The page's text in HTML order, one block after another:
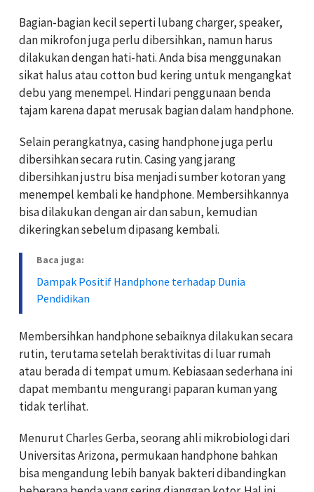
Bagian-bagian kecil seperti lubang charger, speaker,
dan mikrofon juga perlu dibersihkan, namun harus
dilakukan dengan hati-hati. Anda bisa menggunakan
sikat halus atau cotton bud kering untuk mengangkat
debu yang menempel. Hindari penggunaan benda
tajam karena dapat merusak bagian dalam handphone.
Selain perangkatnya, casing handphone juga perlu
dibersihkan secara rutin. Casing yang jarang
dibersihkan justru bisa menjadi sumber kotoran yang
menempel kembali ke handphone. Membersihkannya
bisa dilakukan dengan air dan sabun, kemudian
dikeringkan sebelum dipasang kembali.
Baca juga:
Dampak Positif Handphone terhadap Dunia
Pendidikan
Membersihkan handphone sebaiknya dilakukan secara
rutin, terutama setelah beraktivitas di luar rumah
atau berada di tempat umum. Kebiasaan sederhana ini
dapat membantu mengurangi paparan kuman yang
tidak terlihat.
Menurut Charles Gerba, seorang ahli mikrobiologi dari
Universitas Arizona, permukaan handphone bahkan
bisa mengandung lebih banyak bakteri dibandingkan